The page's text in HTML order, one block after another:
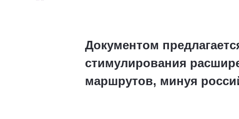
Документом
стимулирования
маршрутов, минуя